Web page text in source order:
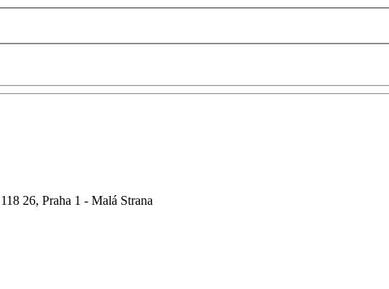
26, Praha 1 - Malá Strana